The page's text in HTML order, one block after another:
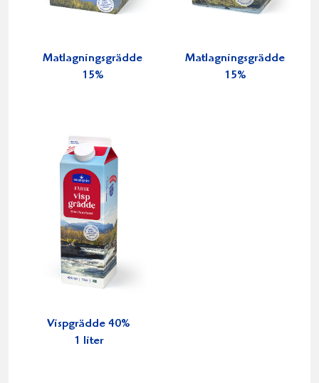
Matlagningsgrädde
15%
Matlagningsgrädde
15%
Vispgrädde 40%
1 liter